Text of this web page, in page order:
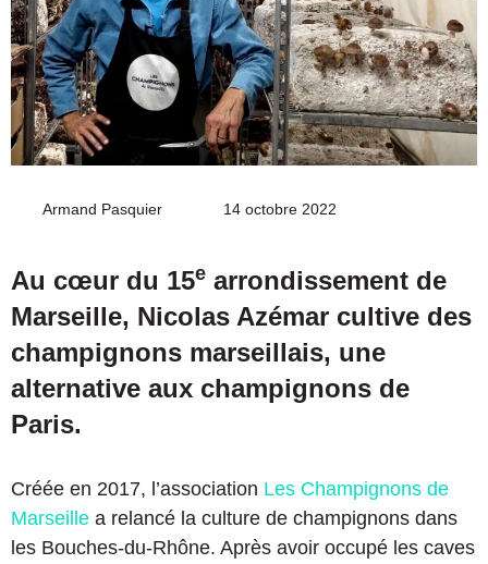
Armand Pasquier
Envoyer14 octobre 2022
Au cœur du 15e arrondissement de
Marseille, Nicolas Azémar cultive des
champignons marseillais, une
alternative aux champignons de
Paris.
Créée en 2017, l’association Les Champignons de
Marseille a relancé la culture de champignons dans
les Bouches-du-Rhône. Après avoir occupé les caves